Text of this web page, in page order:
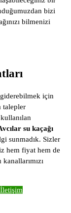
bizi
bilmenizi
giderebilmek için
talepler
su kaçağı
sunmadık. Sizler
hem fiyat hem de